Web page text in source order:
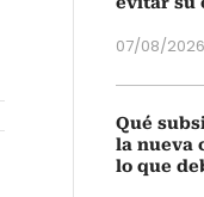
07/08/2026
Qué
la nueva
lo que